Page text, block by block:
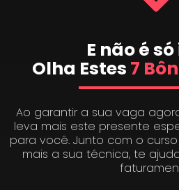
E não é
Olha Estes 7
Ao garantir a sua vaga
leva mais este presente
para você. Junto com o
mais a sua técnica, te